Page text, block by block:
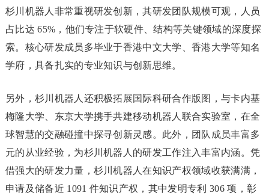
杉川机器人非常重视研发创新，其研发团队规模可观，人员
占比达 65%，他们专注于软硬件、结构等关键领域的深度探
索。核心研发成员多毕业于香港中文大学、香港大学等知名
学府，具备扎实的专业知识与创新思维。
另外，杉川机器人还积极拓展国际科研合作版图，与卡内基
梅隆大学、东京大学携手共建移动机器人联合实验室，在全
球智慧的交融碰撞中探寻创新灵感。此外，团队成员丰富多
元的从业经验，为杉川机器人的研发工作注入丰富内涵。凭
借强大的研发力量，杉川机器人在知识产权领域收获满满，
申请及储备近 1091 件知识产权，其中发明专利 306 项，彰